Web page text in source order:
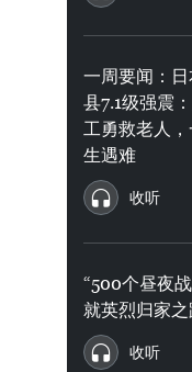
一周要闻：
县7.1级强震
工勇救老人，
生遇难
收听
“500个昼夜
就英烈归家之
收听